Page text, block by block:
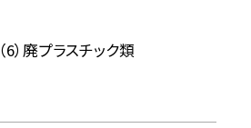
（6）廃プラスチック類